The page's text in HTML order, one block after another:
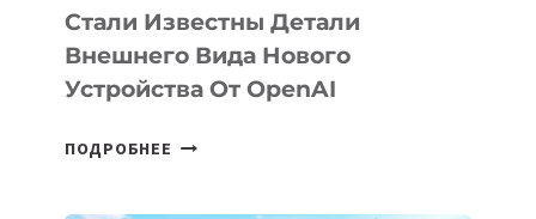
Стали Известны Детали
Внешнего Вида Нового
Устройства От OpenAI
ПОДРОБНЕЕ СТАЛИ